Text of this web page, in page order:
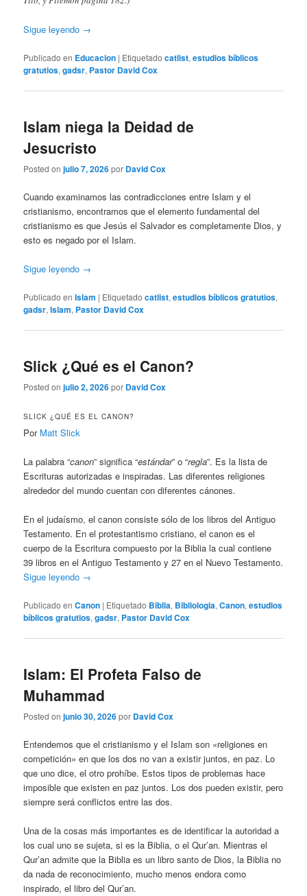
Sigue leyendo →
Publicado en Educacion | Etiquetado catlist,estudios bíblicos
gratutios,gadsr, Pastor David Cox
Islam niega la Deidad de
Jesucristo
Posted onjulio 7, 2026por David Cox
Cuando examinamos las contradicciones entre Islam y el
cristianismo, encontramos que el elemento fundamental del
cristianismo es que Jesús el Salvador es completamente Dios, y
esto es negado por el Islam.
Sigue leyendo →
Publicado en Islam | Etiquetado catlist,estudios bíblicos gratutios,
gadsr,Islam, Pastor David Cox
Slick ¿Qué es el Canon?
Posted onjulio 2, 2026por David Cox
SLICK ¿QUÉ ES EL CANON?
Por Matt Slick
La palabra “canon” significa “estándar” o “regla”. Es la lista de
Escrituras autorizadas e inspiradas. Las diferentes religiones
alrededor del mundo cuentan con diferentes cánones.
En el judaísmo, el canon consiste sólo de los libros del Antiguo
Testamento. En el protestantismo cristiano, el canon es el
cuerpo de la Escritura compuesto por la Biblia la cual contiene
39 libros en el Antiguo Testamento y 27 en el Nuevo Testamento.
Sigue leyendo →
Publicado en Canon | Etiquetado Biblia, Bibliologia,Canon,estudios
bíblicos gratutios,gadsr, Pastor David Cox
Islam: El Profeta Falso de
Muhammad
Posted onjunio 30, 2026por David Cox
Entendemos que el cristianismo y el Islam son «religiones en
competición» en que los dos no van a existir juntos, en paz. Lo
que uno dice, el otro prohíbe. Estos tipos de problemas hace
imposible que existen en paz juntos. Los dos pueden existir, pero
siempre será conflictos entre las dos.
Una de la cosas más importantes es de identificar la autoridad a
los cual uno se sujeta, si es la Biblia, o el Qur’an. Mientras el
Qur’an admite que la Biblia es un libro santo de Dios, la Biblia no
da nada de reconocimiento, mucho menos endora como
inspirado, el libro del Qur’an.